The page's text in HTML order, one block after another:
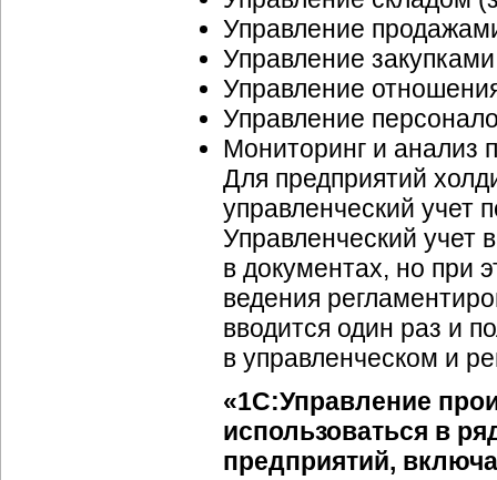
Управление
Управление
Управление
Управление
Мониторинг и анализ
Для предприятий
управленческий учет
Управленческий учет
в документах, но при
ведения
вводится один раз и
в управленческом и
«1C:Управление
использоваться в
предприятий,